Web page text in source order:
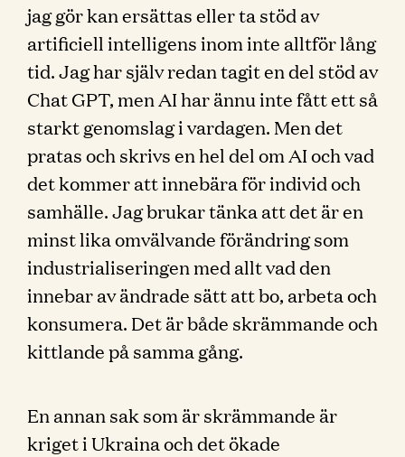
jag gör kan ersättas eller ta stöd av
artificiell intelligens inom inte alltför lång
tid. Jag har själv redan tagit en del stöd av
Chat GPT, men AI har ännu inte fått ett så
starkt genomslag i vardagen. Men det
pratas och skrivs en hel del om AI och vad
det kommer att innebära för individ och
samhälle. Jag brukar tänka att det är en
minst lika omvälvande förändring som
industrialiseringen med allt vad den
innebar av ändrade sätt att bo, arbeta och
konsumera. Det är både skrämmande och
kittlande på samma gång.
En annan sak som är skrämmande är
kriget i Ukraina och det ökade